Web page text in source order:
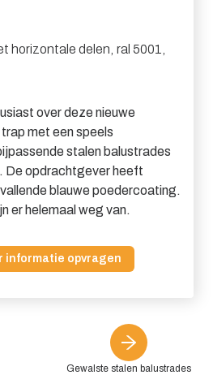
horizontale delen ral 5001
over deze nieuwe
met een speels
stalen balustrades
De opdrachtgever heeft
blauwe poedercoating.
er helemaal weg van.
informatie opvragen
Gewalste stalen balustrades